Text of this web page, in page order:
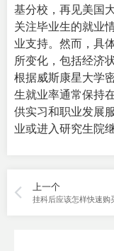
基分校，再见美国
关注毕业生的就业
业支持。然而，具
所变化，包括经济
根据威斯康星大学
生就业率通常保持
供实习和职业发展
业或进入研究生院
上一个